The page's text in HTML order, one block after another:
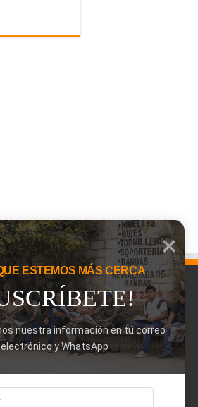
por
distribuye bajo
Atribución-
ESTEMOS MÁS CERCA
nuestra información en tú correo
electrónico y WhatsApp